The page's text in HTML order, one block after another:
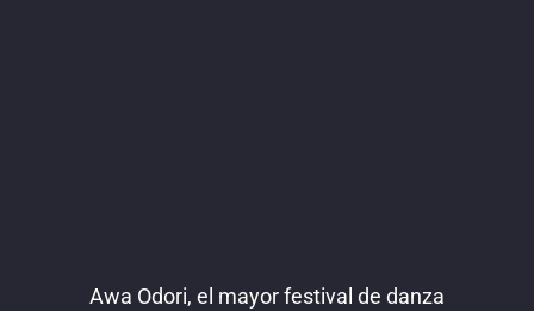
Awa Odori, el mayor festival de danza